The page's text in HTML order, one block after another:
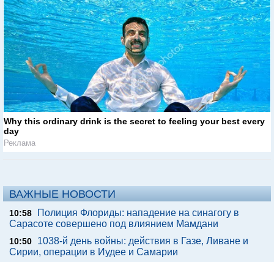
Why this ordinary drink is the secret to feeling your best every
day
Реклама
ВАЖНЫЕ НОВОСТИ
10:58
Полиция Флориды: нападение на синагогу в
Сарасоте совершено под влиянием Мамдани
10:50
1038-й день войны: действия в Газе, Ливане и
Сирии, операции в Иудее и Самарии